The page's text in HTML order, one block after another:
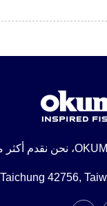
42756,